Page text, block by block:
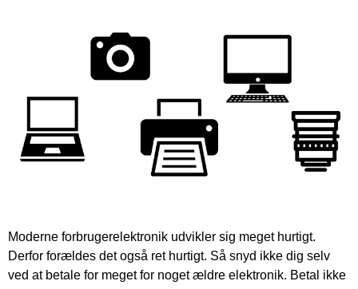
Moderne forbrugerelektronik udvikler sig meget hurtigt.
Derfor forældes det også ret hurtigt. Så snyd ikke dig selv
ved at betale for meget for noget ældre elektronik. Betal ikke